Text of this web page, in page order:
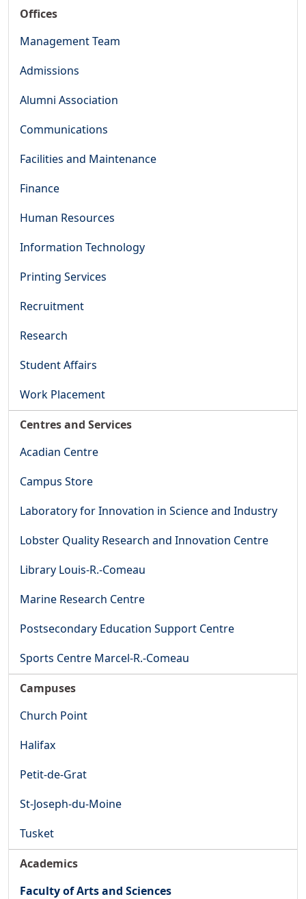
Offices
Management Team
Admissions
Alumni Association
Communications
Facilities and Maintenance
Finance
Human Resources
Information Technology
Printing Services
Recruitment
Research
Student Affairs
Work Placement
Centres and Services
Acadian Centre
Campus Store
Laboratory for Innovation in Science and Industry
Lobster Quality Research and Innovation Centre
Library Louis-R.-Comeau
Marine Research Centre
Postsecondary Education Support Centre
Sports Centre Marcel-R.-Comeau
Campuses
Church Point
Halifax
Petit-de-Grat
St-Joseph-du-Moine
Tusket
Academics
Faculty of Arts and Sciences